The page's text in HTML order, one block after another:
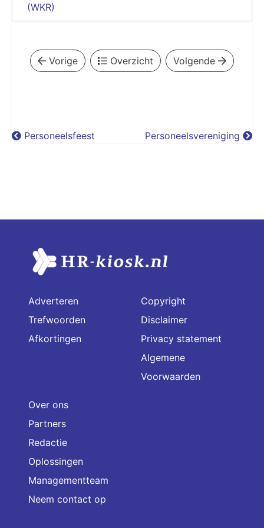
(WKR)
Vorige Overzicht Volgende
Personeelsfeest Personeelsvereniging
Adverteren
Trefwoorden
Afkortingen
Copyright
Disclaimer
Privacy statement
Algemene
Voorwaarden
Over ons
Partners
Redactie
Oplossingen
Managementteam
Neem contact op